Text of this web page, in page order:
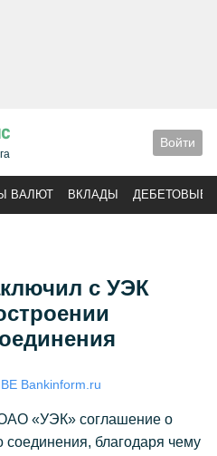
Войти
ВАЛЮТ ВКЛАДЫ ДЕБЕТОВЫЕ
с УЭК
Bankinform.ru
«УЭК» соглашение о
соединения, благодаря чему